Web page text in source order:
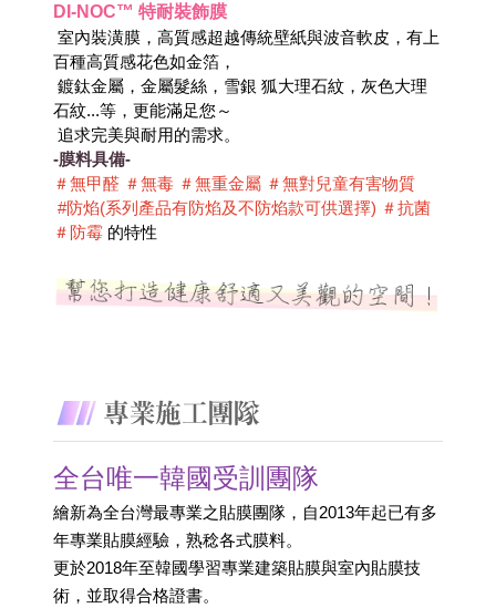
DI-NOC™ 特耐裝飾膜
百種高質感花色如金箔，
石紋...等，更能滿足您～
追求完美與耐用的需求。
-膜料具備-
＃無甲醛 ＃無毒 ＃無重金屬 ＃無對兒童有害物質
＃防霉 的特性
全台唯一韓國受訓團隊
繪新為全台灣最專業之貼膜團隊，自2013年起已有多
年專業貼膜經驗，熟稔各式膜料。
更於2018年至韓國學習專業建築貼膜與室內貼膜技
術，並取得合格證書。